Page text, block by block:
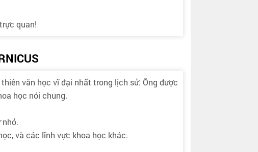
quan!
văn học vĩ đại nhất trong lịch sử. Ông được
học nói chung.
và các lĩnh vực khoa học khác.